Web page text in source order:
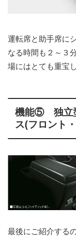
運転席と助手席に
なる時間も２～３
場にはとても重宝
機能⑤ 独立
ス(フロント
最後にご紹介する